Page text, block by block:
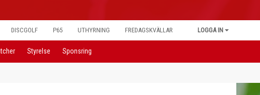
DISCGOLF P65 UTHYRNING FREDAGSKVÄLLAR LOGGA IN
Styrelse Sponsring